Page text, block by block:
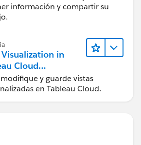
y publicación
Desktop)
información y compartir su
in
Cloud
de datos
Cloud)
y guarde vistas
en Tableau Cloud.